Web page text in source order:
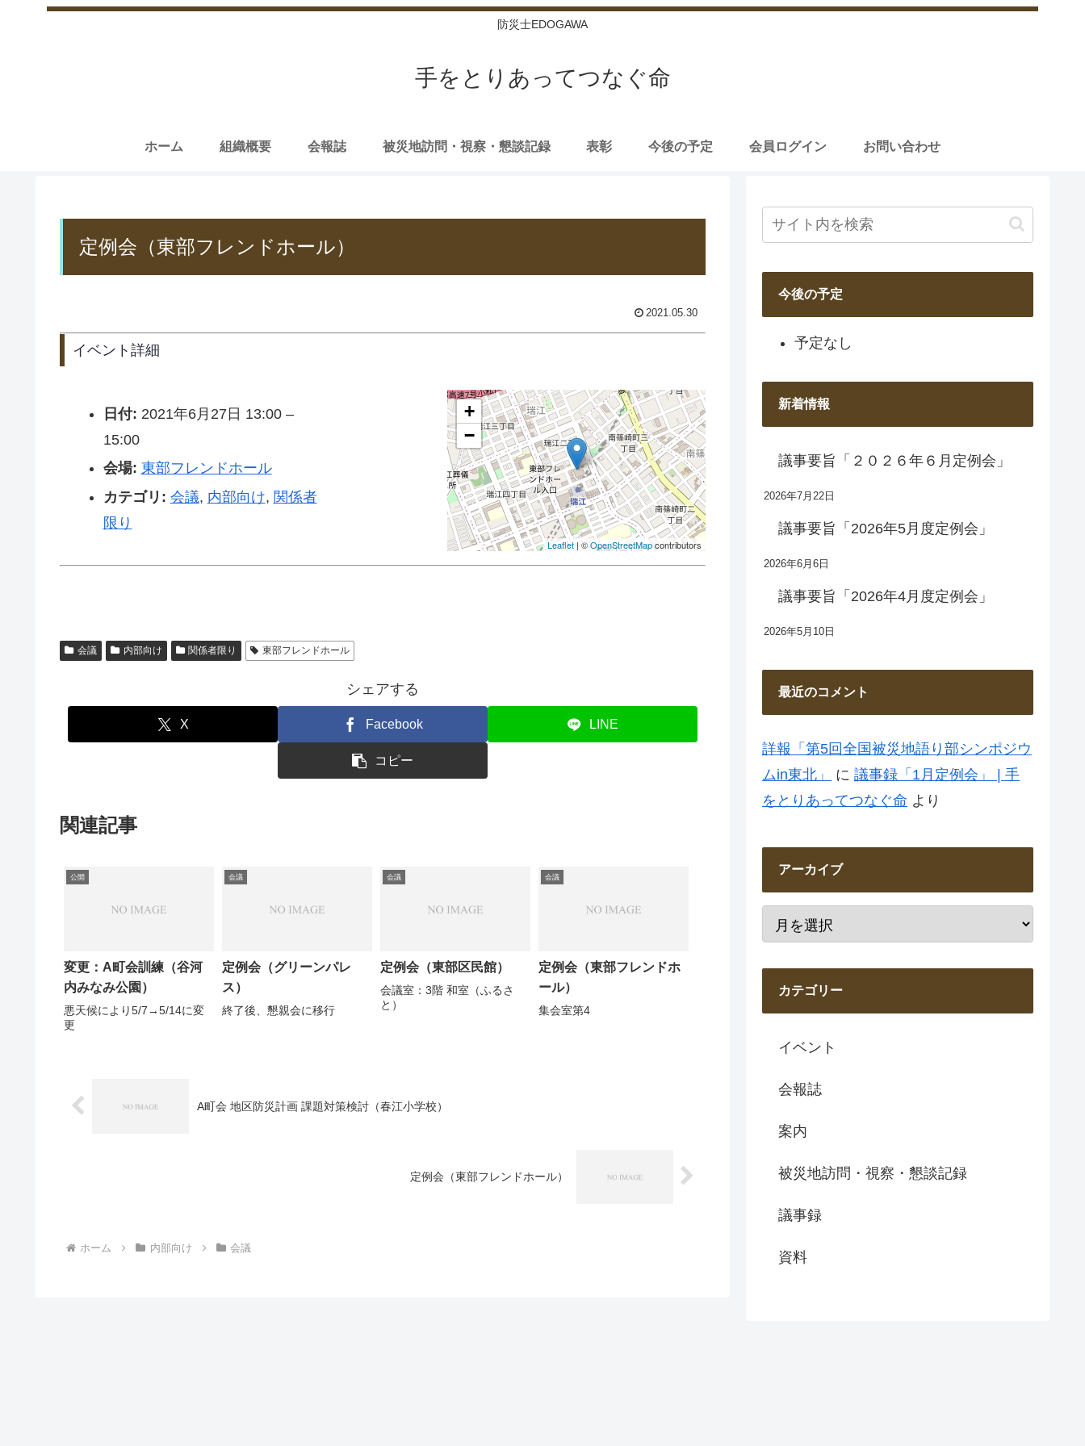
防災士EDOGAWA
手をとりあってつなぐ命
ホーム 組織概要 会報誌 被災地訪問・視察・懇談記録 表彰 今後の予定 会員ログイン お問い合わせ
定例会（東部フレンドホール）
2021.05.30
イベント詳細
日付: 2021年6月27日 13:00–
15:00
会場: 東部フレンドホール
カテゴリ: 会議, 内部向け, 関係者
限り
+
−
Leaflet| ©OpenStreetMapcontributors
会議 内部向け 関係者限り 東部フレンドホール
シェアする
X Facebook LINE
コピー
関連記事
公開
変更：A町会訓練（谷河
内みなみ公園）
悪天候により5/7→5/14に変
更
会議
定例会（グリーンパレ
ス）
終了後、懇親会に移行
会議
定例会（東部区民館）
会議室：3階 和室（ふるさ
と）
会議
定例会（東部フレンドホ
ール）
集会室第4
A町会 地区防災計画 課題対策検討（春江小学校）
定例会（東部フレンドホール）
ホーム 内部向け 会議
今後の予定
予定なし
新着情報
議事要旨「２０２６年６月定例会」
2026年7月22日
議事要旨「2026年5月度定例会」
2026年6月6日
議事要旨「2026年4月度定例会」
2026年5月10日
最近のコメント
詳報「第5回全国被災地語り部シンポジウ
ムin東北」
に 議事録「1月定例会」 | 手
をとりあってつなぐ命 より
アーカイブ
カテゴリー
イベント
会報誌
案内
被災地訪問・視察・懇談記録
議事録
資料